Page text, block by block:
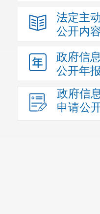
法定主
公开内
政府信息
公开年报
政府信
申请公